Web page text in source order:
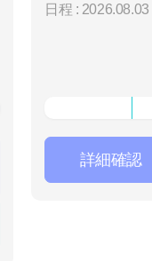
日程 :
詳細確認